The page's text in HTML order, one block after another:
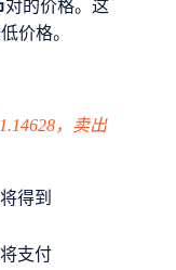
对的价格。这
价格。
，卖出
得到
支付